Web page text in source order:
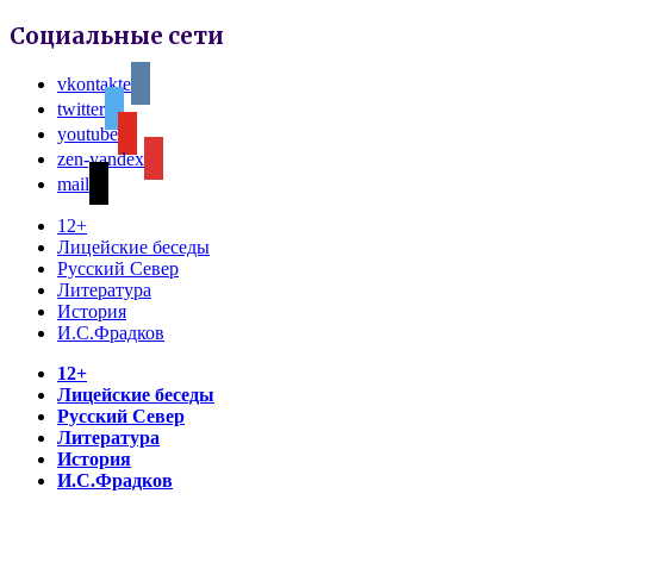
Социальные сети
vkontakte
twitter
youtube
zen-yandex
mail
12+
Лицейские беседы
Русский Север
Литература
История
И.С.Фрадков
12+
Лицейские беседы
Русский Север
Литература
История
И.С.Фрадков